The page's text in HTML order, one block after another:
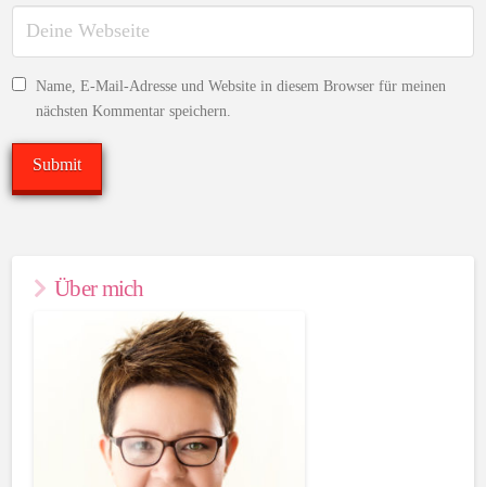
Name, E-Mail-Adresse und Website in diesem Browser für meinen
nächsten Kommentar speichern.
Über mich